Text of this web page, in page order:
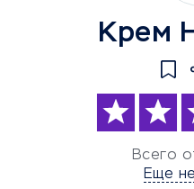
Крем
Всего
Еще